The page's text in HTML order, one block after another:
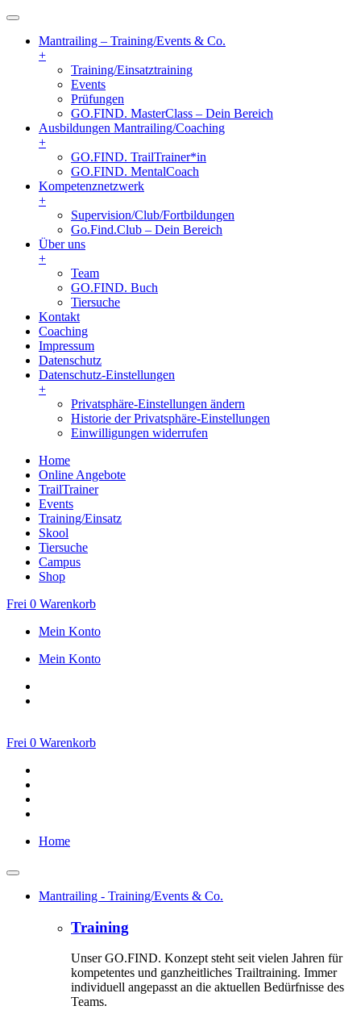
Mantrailing – Training/Events & Co.
+
Training/Einsatztraining
Events
Prüfungen
GO.FIND. MasterClass – Dein Bereich
Ausbildungen Mantrailing/Coaching
+
GO.FIND. TrailTrainer*in
GO.FIND. MentalCoach
Kompetenznetzwerk
+
Supervision/Club/Fortbildungen
Go.Find.Club – Dein Bereich
Über uns
+
Team
GO.FIND. Buch
Tiersuche
Kontakt
Coaching
Impressum
Datenschutz
Datenschutz-Einstellungen
+
Privatsphäre-Einstellungen ändern
Historie der Privatsphäre-Einstellungen
Einwilligungen widerrufen
Home
Online Angebote
TrailTrainer
Events
Training/Einsatz
Skool
Tiersuche
Campus
Shop
Frei 0 Warenkorb
Mein Konto
Mein Konto
Frei 0 Warenkorb
Home
Mantrailing - Training/Events & Co.
Training
Unser GO.FIND. Konzept steht seit vielen Jahren für
kompetentes und ganzheitliches Trailtraining. Immer
individuell angepasst an die aktuellen Bedürfnisse des
Teams.